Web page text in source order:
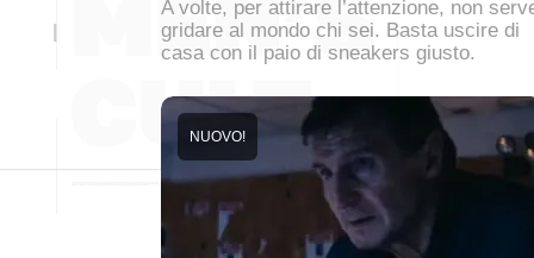
A volte, per attirare l’attenzione, non
gridare al mondo chi sei. Basta uscire di
casa con il paio di sneakers giusto.
NUOVO!